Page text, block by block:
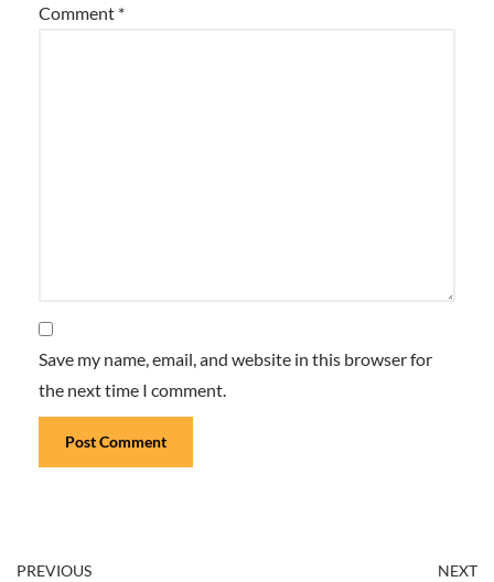
Comment *
Save my name, email, and website in this browser for
the next time I comment.
PREVIOUS NEXT